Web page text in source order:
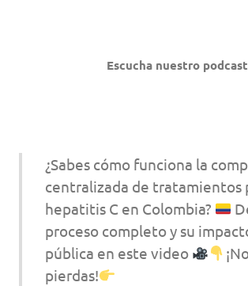
Escucha nuestro podcast
¿Sabes cómo funciona la
centralizada de tratamientos
hepatitis C en Colombia?
proceso completo y su
pública en este video
pierdas!